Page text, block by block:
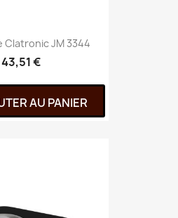
Clatronic JM 3344
43,51 €
AU PANIER